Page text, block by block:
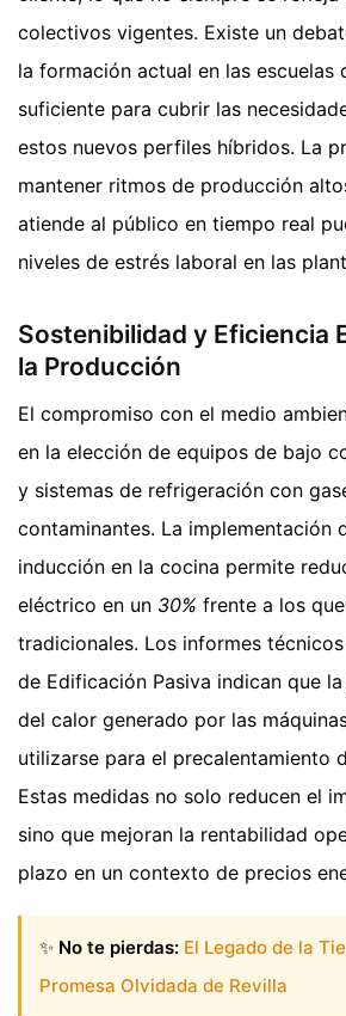
colectivos vigentes. Existe un
la formación actual en las escuelas
suficiente para cubrir las
estos nuevos perfiles híbridos. La
mantener ritmos de producción
atiende al público en tiempo real
niveles de estrés laboral en las
Sostenibilidad y Eficiencia
la Producción
El compromiso con el medio
en la elección de equipos de bajo
y sistemas de refrigeración con
contaminantes. La implementación
inducción en la cocina permite
eléctrico en un 30% frente a los
tradicionales. Los informes
de Edificación Pasiva indican que
del calor generado por las
utilizarse para el precalentamiento
Estas medidas no solo reducen el
sino que mejoran la rentabilidad
plazo en un contexto de precios
✨ No te pierdas: El Legado de la
Promesa Olvidada de Revilla